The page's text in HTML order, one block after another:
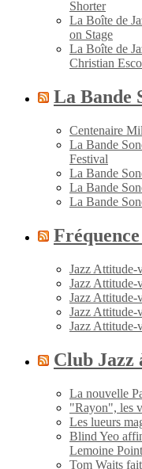
Shorter
La Boîte de
on Stage
La Boîte de
Christian
La Bande
Centenaire
La Bande
Festival
La Bande
La Bande
La Bande
Jazz
Jazz
Jazz Attitude-
Jazz
Jazz
Club Jazz
La nouvelle
"Rayon", les
Les lueurs
Blind Yeo
Lemoine
Tom Waits